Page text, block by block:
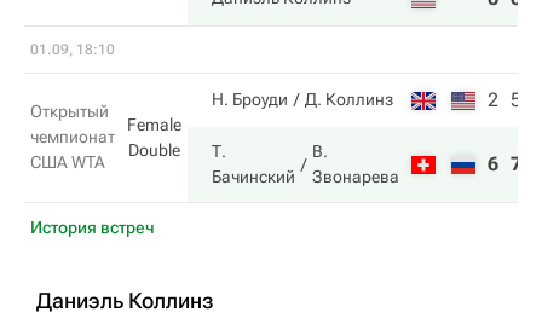
01.09, 18:10
Открытый
чемпионат
США WTA
Female
Double
Н. Броуди Д. Коллинз 2 5
Т.
Бачинский
В.
Звонарева
6 7
История встреч
Даниэль Коллинз